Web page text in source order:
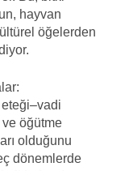
hayvan
öğelerden
eteği–vadi
ve öğütme
olduğunu
dönemlerde